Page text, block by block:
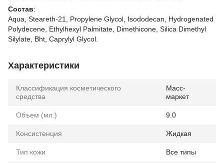
Состав:
Aqua, Steareth-21, Propylene Glycol, Isododecan, Hydrogenated
Polydecene, Ethylhexyl Palmitate, Dimethicone, Silica Dimethyl
Silylate, Bht, Caprylyl Glycol.
Характеристики
Классификация косметического
средства
Масс-
маркет
Объем (мл.) 9.0
Консистенция Жидкая
Тип кожи Все типы